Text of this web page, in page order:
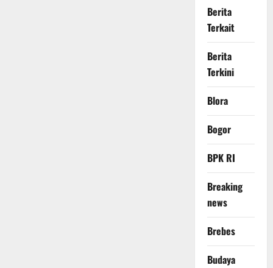
Berita
Terkait
Berita
Terkini
Blora
Bogor
BPK RI
Breaking
news
Brebes
Budaya